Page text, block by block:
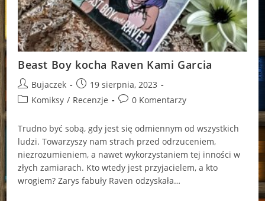
Beast Boy kocha Raven Kami Garcia
Post
author:
Bujaczek
Post
published:
19 sierpnia, 2023
PostKomiksy / Recenzje
Post0 Komentarzy
Trudno być sobą, gdy jest się odmiennym od wszystkich
ludzi. Towarzyszy nam strach przed odrzuceniem,
niezrozumieniem, a nawet wykorzystaniem tej inności w
złych zamiarach. Kto wtedy jest przyjacielem, a kto
wrogiem? Zarys fabuły Raven odzyskała…